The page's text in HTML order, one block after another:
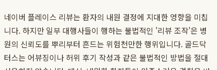
네이버 플레이스 리뷰는 환자의 내원 결정에 지대한 영향을 미칩
니다. 하지만 일부 대행사들이 행하는 불법적인 '리뷰 조작'은 병
원의 신뢰도를 뿌리부터 흔드는 위험천만한 행위입니다. 골드닥
터스는 어뷰징이나 허위 후기 작성과 같은 불법적인 방법을 절대